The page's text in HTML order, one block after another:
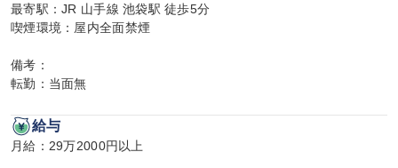
最寄駅：JR 山手線 池袋駅 徒歩5分
喫煙環境：屋内全面禁煙
備考：
転勤：当面無
給与
月給：29万2000円以上